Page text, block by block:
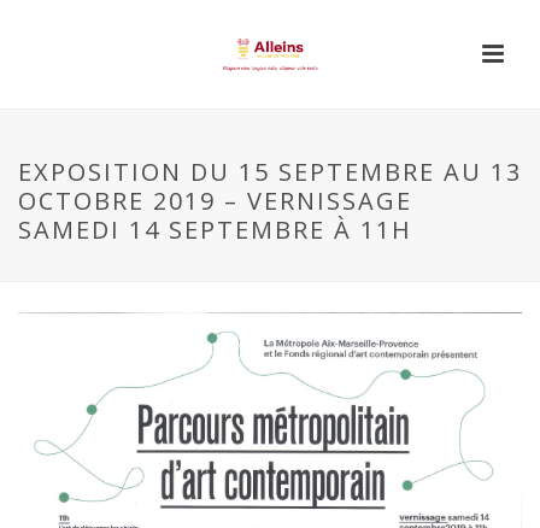
EXPOSITION DU 15 SEPTEMBRE AU 13
OCTOBRE 2019 – VERNISSAGE
SAMEDI 14 SEPTEMBRE À 11H